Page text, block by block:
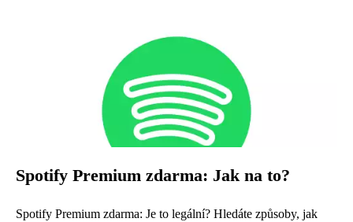
Spotify Premium zdarma: Jak na to?
Spotify Premium zdarma: Je to legální? Hledáte způsoby, jak